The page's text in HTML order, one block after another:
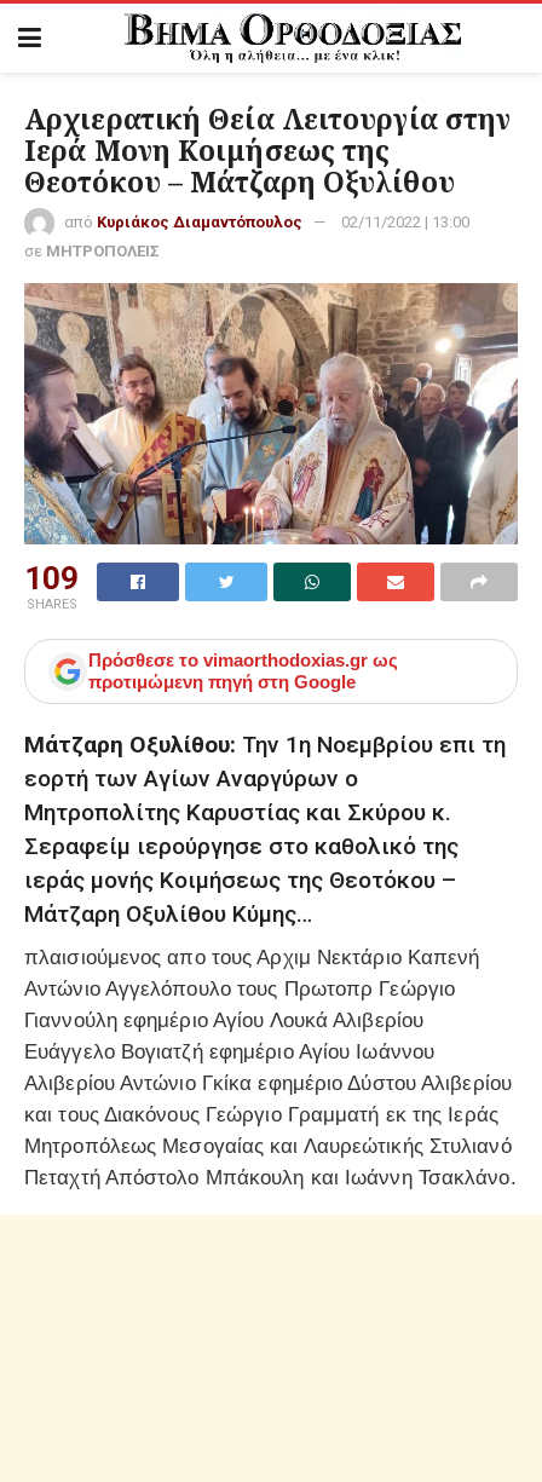
Αρχιερατική Θεία Λειτουργία στην
Ιερά Μονη Κοιμήσεως της
Θεοτόκου – Μάτζαρη Οξυλίθου
από Κυριάκος Διαμαντόπουλος
02/11/2022 | 13:00
σε ΜΗΤΡΟΠΟΛΕΙΣ
109
SHARES
Πρόσθεσε το vimaorthodoxias.gr ως
προτιμώμενη πηγή στη Google
Μάτζαρη Οξυλίθου: Την 1η Νοεμβρίου επι τη
εορτή των Αγίων Αναργύρων ο
Μητροπολίτης Καρυστίας και Σκύρου κ.
Σεραφείμ ιερούργησε στο καθολικό της
ιεράς μονής Κοιμήσεως της Θεοτόκου –
Μάτζαρη Οξυλίθου Κύμης…
πλαισιούμενος απο τους Αρχιμ Νεκτάριο Καπενή
Αντώνιο Αγγελόπουλο τους Πρωτοπρ Γεώργιο
Γιαννούλη εφημέριο Αγίου Λουκά Αλιβερίου
Ευάγγελο Βογιατζή εφημέριο Αγίου Ιωάννου
Αλιβερίου Αντώνιο Γκίκα εφημέριο Δύστου Αλιβερίου
και τους Διακόνους Γεώργιο Γραμματή εκ της Ιεράς
Μητροπόλεως Μεσογαίας και Λαυρεώτικής Στυλιανό
Πεταχτή Απόστολο Μπάκουλη και Ιωάννη Τσακλάνο.